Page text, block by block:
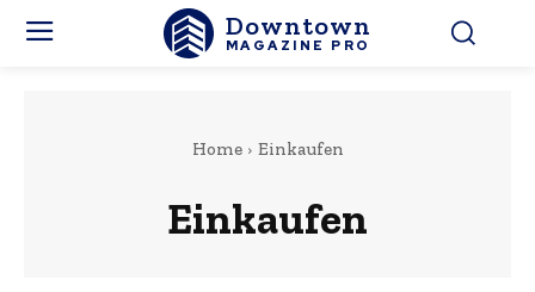
Downtown
MAGAZINE PRO
Home Einkaufen
Einkaufen